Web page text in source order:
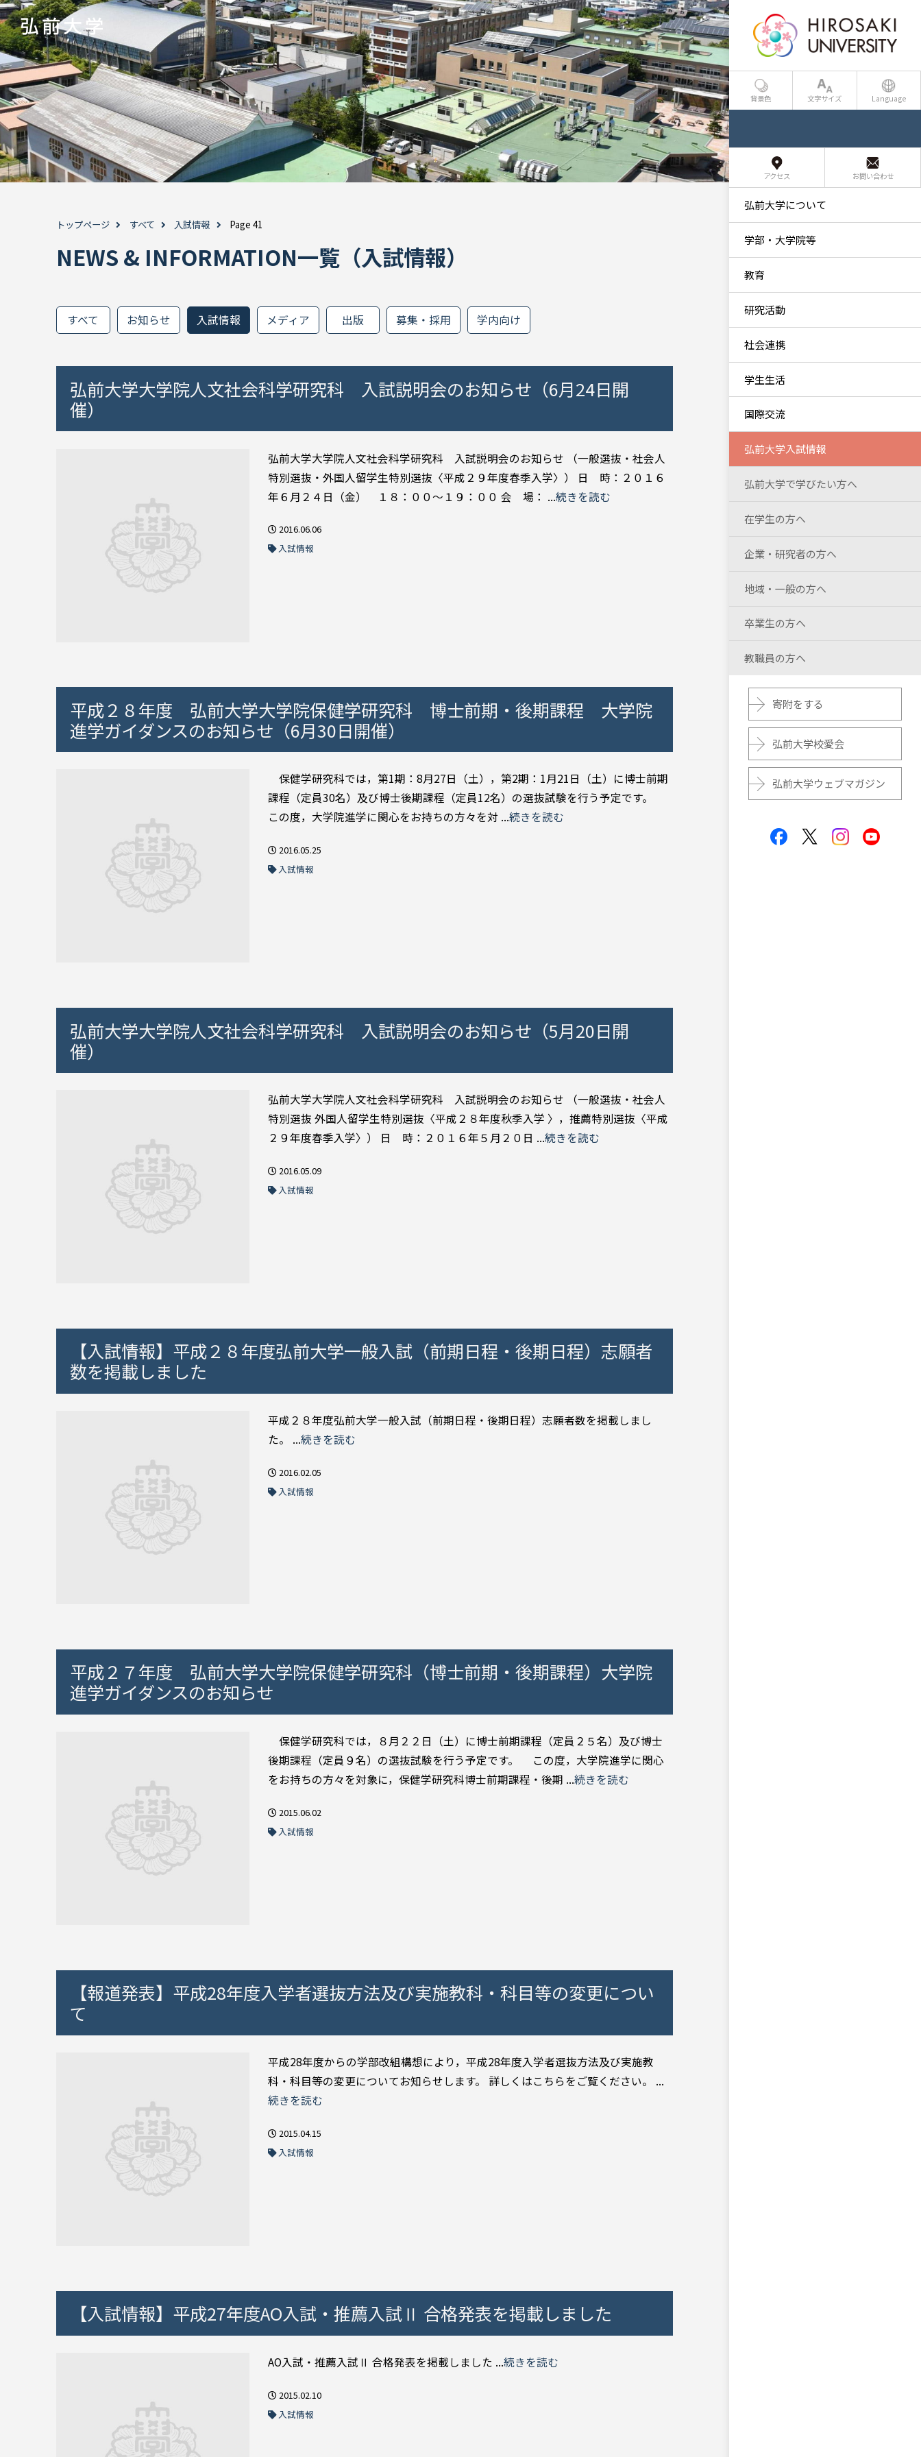
トップページ すべて 入試情報 Page 41
NEWS & INFORMATION一覧（入試情報）
すべて お知らせ 入試情報 メディア 出版 募集・採用 学内向け
弘前大学大学院人文社会科学研究科 入試説明会のお知らせ（6月24日開
催）
弘前大学大学院人文社会科学研究科 入試説明会のお知らせ （一般選抜・社会人
特別選抜・外国人留学生特別選抜〈平成２９年度春季入学〉） 日 時：２０１６
年６月２４日（金） １８：００～１９：００ 会 場： ...続きを読む
2016.06.06
入試情報
平成２８年度 弘前大学大学院保健学研究科 博士前期・後期課程 大学院
進学ガイダンスのお知らせ（6月30日開催）
保健学研究科では，第1期：8月27日（土），第2期：1月21日（土）に博士前期
課程（定員30名）及び博士後期課程（定員12名）の選抜試験を行う予定です。
この度，大学院進学に関心をお持ちの方々を対 ...続きを読む
2016.05.25
入試情報
弘前大学大学院人文社会科学研究科 入試説明会のお知らせ（5月20日開
催）
弘前大学大学院人文社会科学研究科 入試説明会のお知らせ （一般選抜・社会人
特別選抜 外国人留学生特別選抜〈平成２８年度秋季入学 〉，推薦特別選抜〈平成
２９年度春季入学〉） 日 時：２０１６年５月２０日 ...続きを読む
2016.05.09
入試情報
【入試情報】平成２８年度弘前大学一般入試（前期日程・後期日程）志願者
数を掲載しました
平成２８年度弘前大学一般入試（前期日程・後期日程）志願者数を掲載しまし
た。 ...続きを読む
2016.02.05
入試情報
平成２７年度 弘前大学大学院保健学研究科（博士前期・後期課程）大学院
進学ガイダンスのお知らせ
保健学研究科では，８月２２日（土）に博士前期課程（定員２５名）及び博士
後期課程（定員９名）の選抜試験を行う予定です。 この度，大学院進学に関心
をお持ちの方々を対象に，保健学研究科博士前期課程・後期 ...続きを読む
2015.06.02
入試情報
【報道発表】平成28年度入学者選抜方法及び実施教科・科目等の変更につい
て
平成28年度からの学部改組構想により，平成28年度入学者選抜方法及び実施教
科・科目等の変更についてお知らせします。 詳しくはこちらをご覧ください。 ...
続きを読む
2015.04.15
入試情報
【入試情報】平成27年度AO入試・推薦入試Ⅱ 合格発表を掲載しました
AO入試・推薦入試Ⅱ 合格発表を掲載しました ...続きを読む
2015.02.10
入試情報
背景色 文字サイズ Language
アクセス お問い合わせ
弘前大学について
学部・大学院等
教育
研究活動
社会連携
学生生活
国際交流
弘前大学入試情報
弘前大学で学びたい方へ
在学生の方へ
企業・研究者の方へ
地域・一般の方へ
卒業生の方へ
教職員の方へ
寄附をする
弘前大学校愛会
弘前大学ウェブマガジン